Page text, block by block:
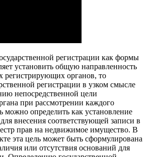
регистрации как формы
установить общую направленность
регистрирующих органов, то
регистрации в узком смысле
непосредственной цели
при рассмотрении каждого
можно определить как установление
внесения соответствующей записи в
прав на недвижимое имущество. В
эта цель может быть сформулирована
или отсутствия оснований для